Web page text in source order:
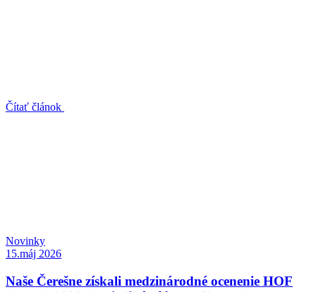
Čítať článok
Novinky
15.máj 2026
Naše Čerešne získali medzinárodné ocenenie HOF